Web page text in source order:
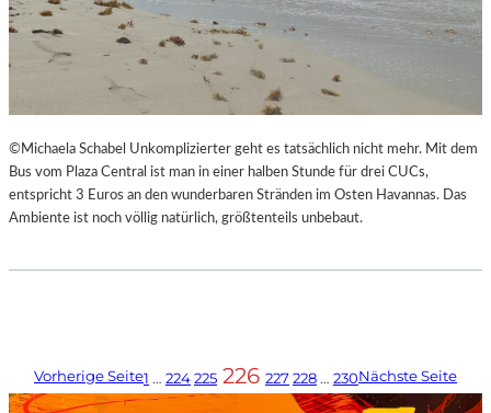
©Michaela Schabel Unkomplizierter geht es tatsächlich nicht mehr. Mit dem
Bus vom Plaza Central ist man in einer halben Stunde für drei CUCs,
entspricht 3 Euros an den wunderbaren Stränden im Osten Havannas. Das
Ambiente ist noch völlig natürlich, größtenteils unbebaut.
Vorherige Seite1 … 224225 226 227228… 230Nächste Seite